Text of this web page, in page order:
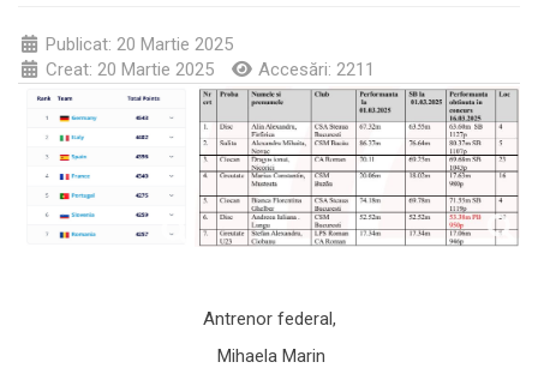
Publicat: 20 Martie 2025
Creat: 20 Martie 2025
Accesări: 2211
Antrenor federal,
Mihaela Marin